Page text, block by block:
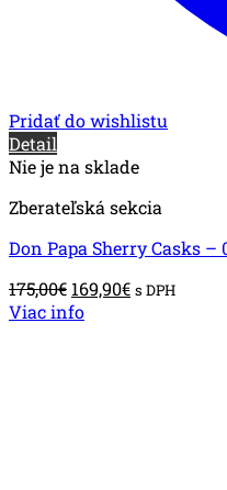
Pridať do wishlistu
Detail
Nie je na sklade
Zberateľská sekcia
Don Papa Sherry Casks –
175,00€ Pôvodná
cena
169,90€Aktuálna
s DPH
Viac info